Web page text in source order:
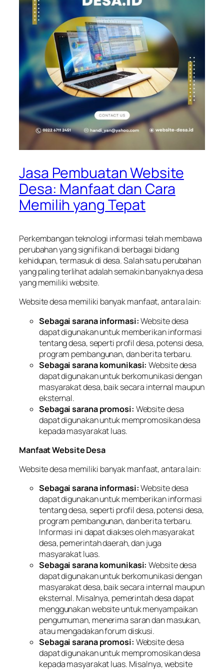
Jasa Pembuatan Website
Desa: Manfaat dan Cara
Memilih yang Tepat
Perkembangan teknologi informasi telah membawa
perubahan yang signifikan di berbagai bidang
kehidupan, termasuk di desa. Salah satu perubahan
yang paling terlihat adalah semakin banyaknya desa
yang memiliki website.
Website desa memiliki banyak manfaat, antara lain:
Sebagai sarana informasi:Website desa
dapat digunakan untuk memberikan informasi
tentang desa, seperti profil desa, potensi desa,
program pembangunan, dan berita terbaru.
Sebagai sarana komunikasi: Website desa
dapat digunakan untuk berkomunikasi dengan
masyarakat desa, baik secara internal maupun
eksternal.
Sebagai sarana promosi: Website desa
dapat digunakan untuk mempromosikan desa
kepada masyarakat luas.
Manfaat Website Desa
Website desa memiliki banyak manfaat, antara lain:
Sebagai sarana informasi:Website desa
dapat digunakan untuk memberikan informasi
tentang desa, seperti profil desa, potensi desa,
program pembangunan, dan berita terbaru.
Informasi ini dapat diakses oleh masyarakat
desa, pemerintah daerah, dan juga
masyarakat luas.
Sebagai sarana komunikasi: Website desa
dapat digunakan untuk berkomunikasi dengan
masyarakat desa, baik secara internal maupun
eksternal. Misalnya, pemerintah desa dapat
menggunakan website untuk menyampaikan
pengumuman, menerima saran dan masukan,
atau mengadakan forum diskusi.
Sebagai sarana promosi: Website desa
dapat digunakan untuk mempromosikan desa
kepada masyarakat luas. Misalnya, website